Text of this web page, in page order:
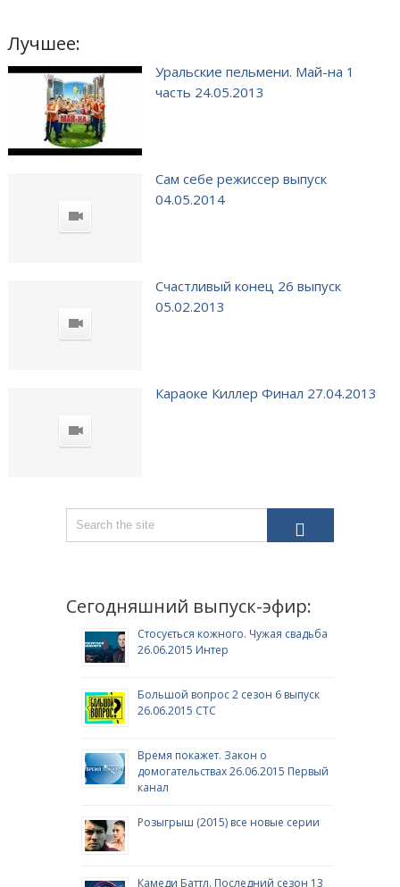
Лучшее:
Уральские пельмени. Май-на 1
часть 24.05.2013
Сам себе режиссер выпуск
04.05.2014
Счастливый конец 26 выпуск
05.02.2013
Караоке Киллер Финал 27.04.2013
Сегодняшний выпуск-эфир:
Стосується кожного. Чужая свадьба
26.06.2015 Интер
Большой вопрос 2 сезон 6 выпуск
26.06.2015 СТС
Время покажет. Закон о
домогательствах 26.06.2015 Первый
канал
Розыгрыш (2015) все новые серии
Камеди Баттл. Последний сезон 13